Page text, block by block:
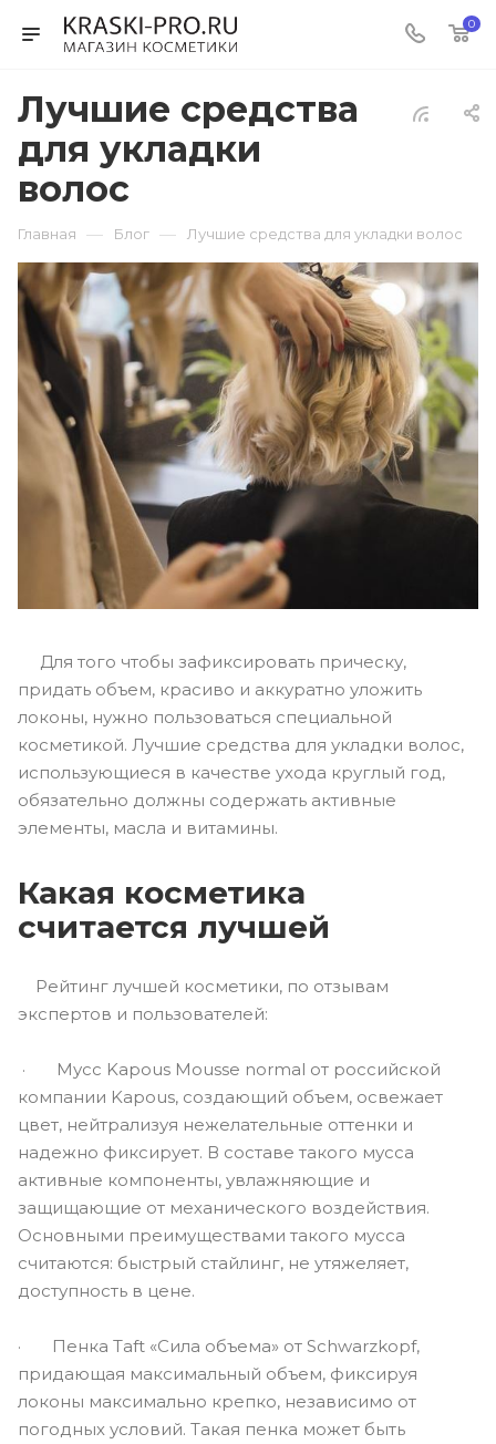
0
Лучшие средства
для укладки
волос
Главная — Блог — Лучшие средства для укладки волос
Для того чтобы зафиксировать прическу,
придать объем, красиво и аккуратно уложить
локоны, нужно пользоваться специальной
косметикой. Лучшие средства для укладки волос,
использующиеся в качестве ухода круглый год,
обязательно должны содержать активные
элементы, масла и витамины.
Какая косметика
считается лучшей
Рейтинг лучшей косметики, по отзывам
экспертов и пользователей:
· Мусс Kapous Mousse normal от российской
компании Kapous, создающий объем, освежает
цвет, нейтрализуя нежелательные оттенки и
надежно фиксирует. В составе такого мусса
активные компоненты, увлажняющие и
защищающие от механического воздействия.
Основными преимуществами такого мусса
считаются: быстрый стайлинг, не утяжеляет,
доступность в цене.
· Пенка Taft «Сила объема» от Schwarzkopf,
придающая максимальный объем, фиксируя
локоны максимально крепко, независимо от
погодных условий. Такая пенка может быть